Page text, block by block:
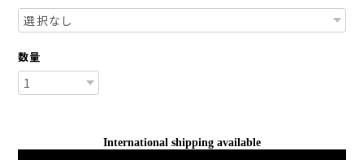
数量
International shipping available